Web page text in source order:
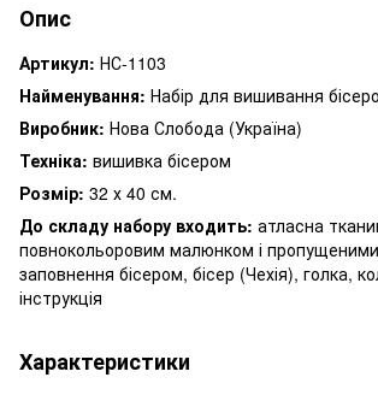
Опис
Артикул: НС-1103
Найменування: Набір для вишивання
Виробник: Нова Слобода (Україна)
Техніка: вишивка бісером
Розмір: 32 х 40 см.
До складу набору входить: атласна
повнокольоровим малюнком і
заповнення бісером, бісер (Чехія), голка,
інструкція
Характеристики